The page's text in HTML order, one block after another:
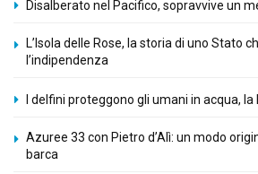
Disalberato nel Pacifico, sopravvive un
L’Isola delle Rose, la storia di uno Stato
l’indipendenza
I delfini proteggono gli umani in acqua, la
Azuree 33 con Pietro d’Alì: un modo
barca